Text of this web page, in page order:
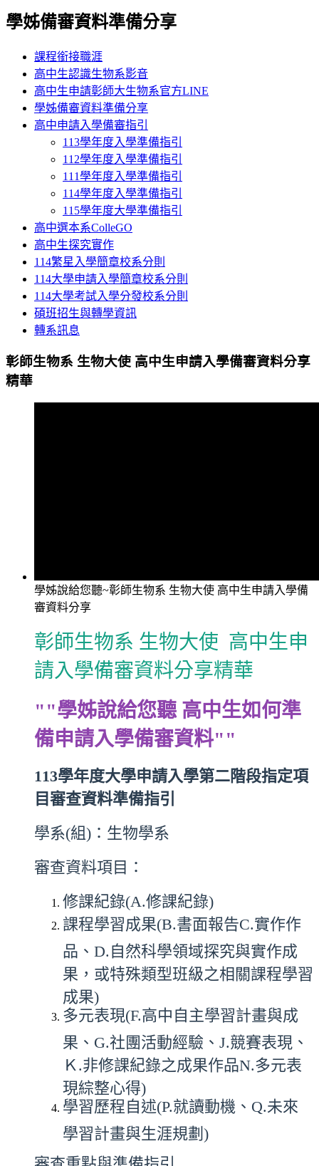
學姊備審資料準備分享
課程銜接職涯
高中生認識生物系影音
高中生申請彰師大生物系官方LINE
學姊備審資料準備分享
高中申請入學備審指引
113學年度入學準備指引
112學年度入學準備指引
111學年度入學準備指引
114學年度入學準備指引
115學年度大學準備指引
高中選本系ColleGO
高中生探究實作
114繁星入學簡章校系分則
114大學申請入學簡章校系分則
114大學考試入學分發校系分則
碩班招生與轉學資訊
轉系訊息
彰師生物系 生物大使 高中生申請入學備審資料分享
精華
學姊說給您聽~彰師生物系 生物大使 高中生申請入學備
審資料分享
彰師生物系 生物大使 高中生申
請入學備審資料分享精華
""學姊說給您聽 高中生如何準
備申請入學備審資料""
113學年度大學申請入學第二階段指定項
目審查資料準備指引
學系(組)：生物學系
審查資料項目：
修課紀錄(A.修課紀錄)
課程學習成果(B.書面報告C.實作作
品、D.自然科學領域探究與實作成
果，或特殊類型班級之相關課程學習
成果)
多元表現(F.高中自主學習計畫與成
果、G.社團活動經驗、J.競賽表現、
Ｋ.非修課紀錄之成果作品N.多元表
現綜整心得)
學習歷程自述(P.就讀動機、Q.未來
學習計畫與生涯規劃)